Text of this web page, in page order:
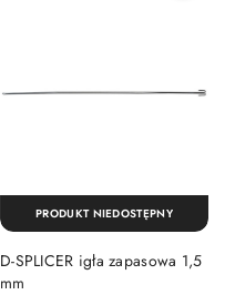
D-SPLICER igła zapasowa 1,5
mm
PRODUKT NIEDOSTĘPNY